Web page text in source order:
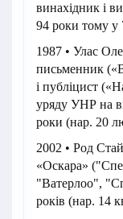
винахідник і
94 роки тому у
1987 • Улас
письменник
і публіцист
уряду УНР на
роки (нар. 20
2002 • Род
«Оскара»
"Ватерлоо",
років (нар. 14